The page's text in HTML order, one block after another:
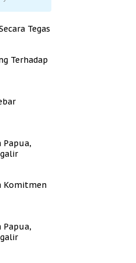
Tegas
Terhadap
Papua,
Komitmen
Papua,